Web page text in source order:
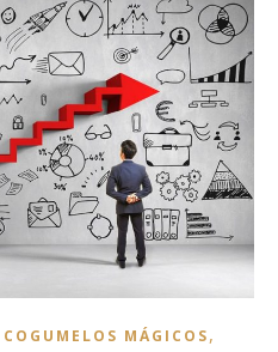
COGUMELOS MÁGICOS,